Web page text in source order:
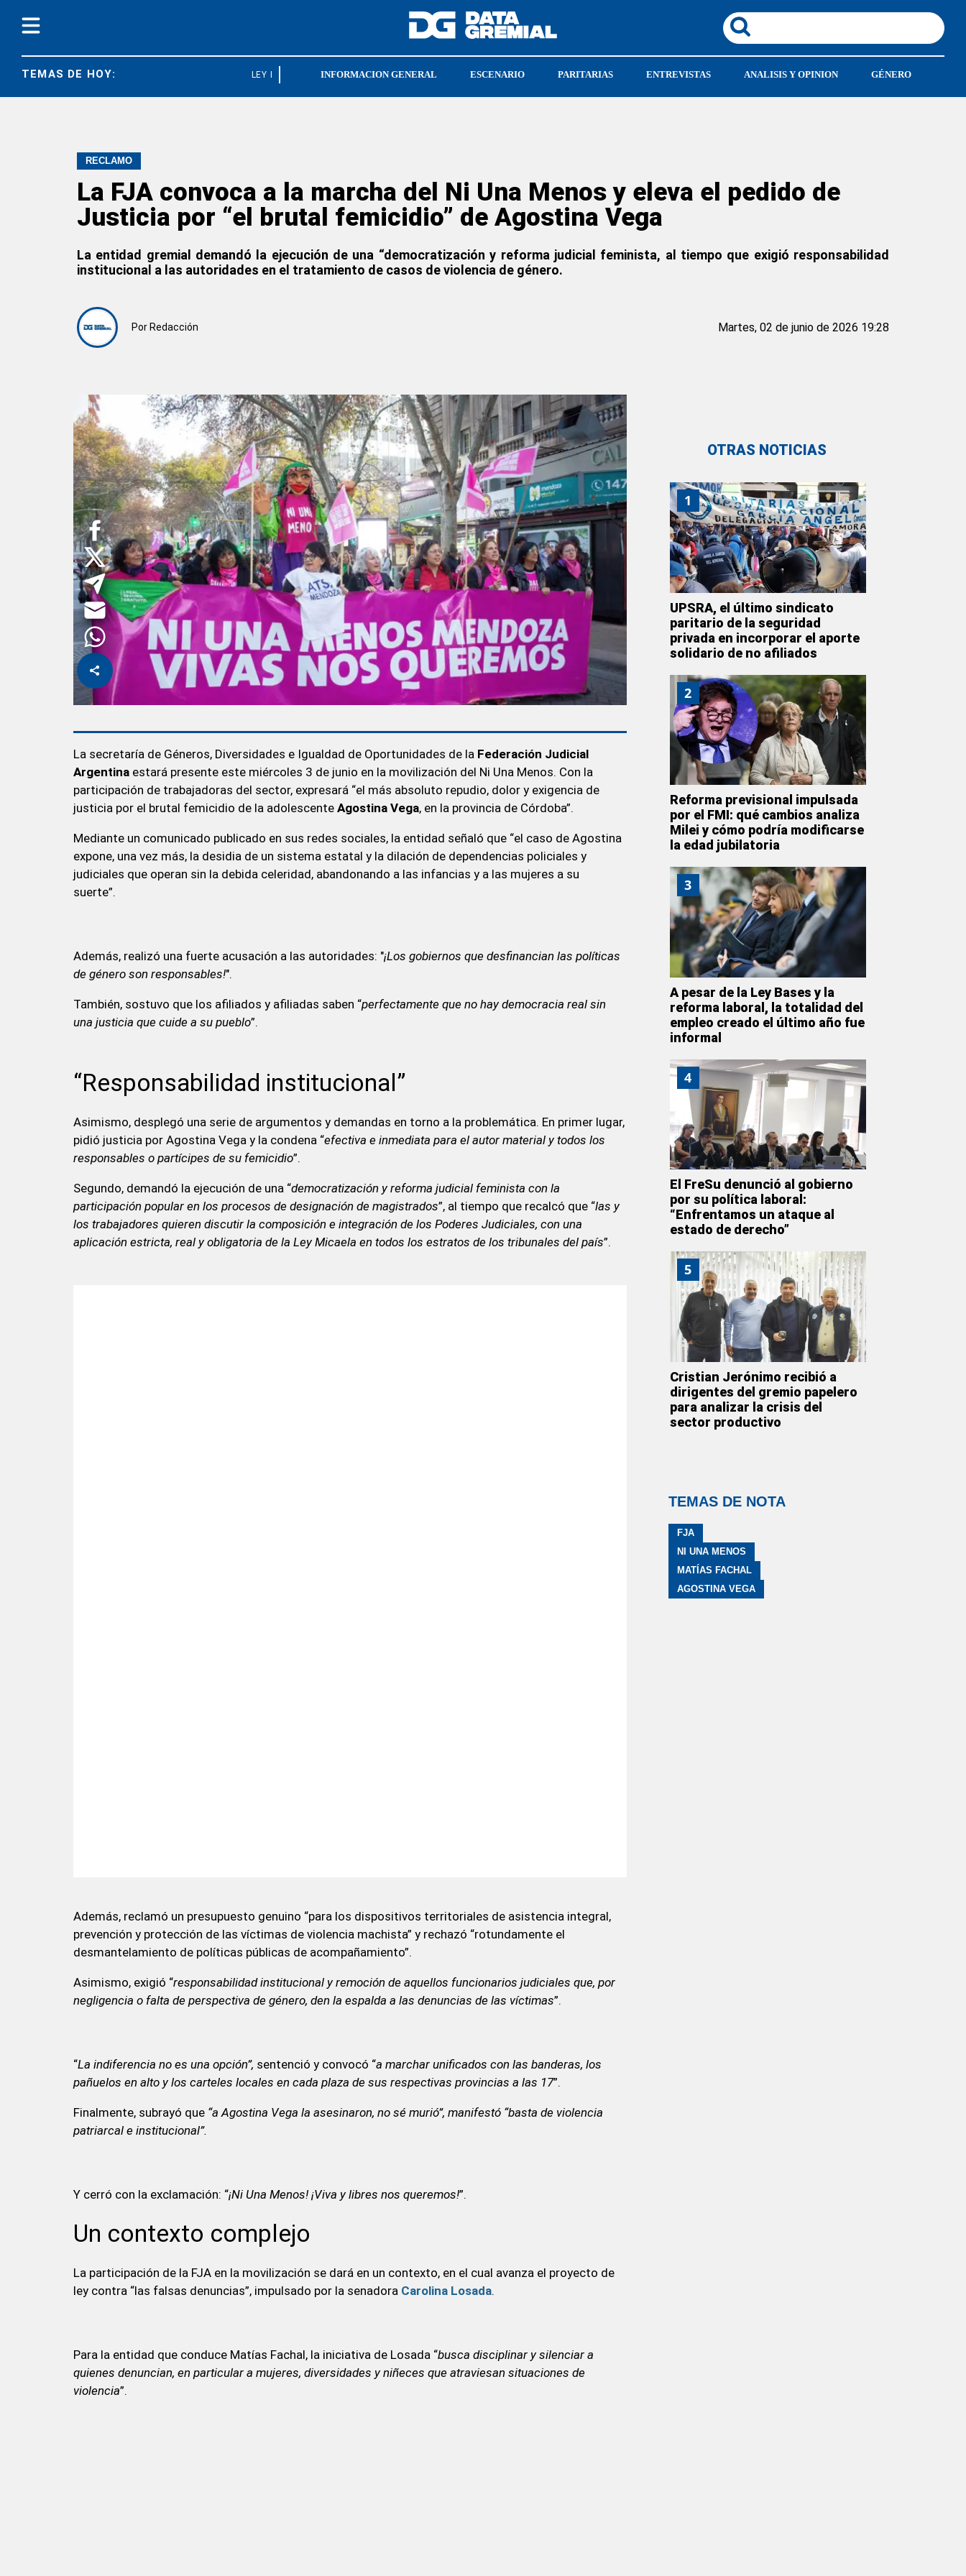
TEMAS DE HOY: LEY BASES CGT UPSRA
INFORMACION GENERAL ESCENARIO PARITARIAS ENTREVISTAS ANALISIS Y OPINION GÉNERO
RECLAMO
La FJA convoca a la marcha del Ni Una Menos y eleva el pedido de
Justicia por “el brutal femicidio” de Agostina Vega
La entidad gremial demandó la ejecución de una “democratización y reforma judicial feminista, al tiempo que exigió responsabilidad
institucional a las autoridades en el tratamiento de casos de violencia de género.
Por Redacción Martes, 02 de junio de 2026 19:28
La secretaría de Géneros, Diversidades e Igualdad de Oportunidades de la Federación Judicial
Argentina estará presente este miércoles 3 de junio en la movilización del Ni Una Menos. Con la
participación de trabajadoras del sector, expresará “el más absoluto repudio, dolor y exigencia de
justicia por el brutal femicidio de la adolescente Agostina Vega, en la provincia de Córdoba”.
Mediante un comunicado publicado en sus redes sociales, la entidad señaló que “el caso de Agostina
expone, una vez más, la desidia de un sistema estatal y la dilación de dependencias policiales y
judiciales que operan sin la debida celeridad, abandonando a las infancias y a las mujeres a su
suerte”.
Además, realizó una fuerte acusación a las autoridades: "¡Los gobiernos que desfinancian las políticas
de género son responsables!".
También, sostuvo que los afiliados y afiliadas saben “perfectamente que no hay democracia real sin
una justicia que cuide a su pueblo”.
“Responsabilidad institucional”
Asimismo, desplegó una serie de argumentos y demandas en torno a la problemática. En primer lugar,
pidió justicia por Agostina Vega y la condena “efectiva e inmediata para el autor material y todos los
responsables o partícipes de su femicidio”.
Segundo, demandó la ejecución de una “democratización y reforma judicial feminista con la
participación popular en los procesos de designación de magistrados”, al tiempo que recalcó que “las y
los trabajadores quieren discutir la composición e integración de los Poderes Judiciales, con una
aplicación estricta, real y obligatoria de la Ley Micaela en todos los estratos de los tribunales del país”.
Además, reclamó un presupuesto genuino “para los dispositivos territoriales de asistencia integral,
prevención y protección de las víctimas de violencia machista” y rechazó “rotundamente el
desmantelamiento de políticas públicas de acompañamiento”.
Asimismo, exigió “responsabilidad institucional y remoción de aquellos funcionarios judiciales que, por
negligencia o falta de perspectiva de género, den la espalda a las denuncias de las víctimas”.
“La indiferencia no es una opción”, sentenció y convocó “a marchar unificados con las banderas, los
pañuelos en alto y los carteles locales en cada plaza de sus respectivas provincias a las 17”.
Finalmente, subrayó que “a Agostina Vega la asesinaron, no sé murió”, manifestó “basta de violencia
patriarcal e institucional”.
Y cerró con la exclamación: “¡Ni Una Menos! ¡Viva y libres nos queremos!”.
Un contexto complejo
La participación de la FJA en la movilización se dará en un contexto, en el cual avanza el proyecto de
ley contra “las falsas denuncias”, impulsado por la senadora Carolina Losada.
Para la entidad que conduce Matías Fachal, la iniciativa de Losada “busca disciplinar y silenciar a
quienes denuncian, en particular a mujeres, diversidades y niñeces que atraviesan situaciones de
violencia”.
OTRAS NOTICIAS
1
UPSRA, el último sindicato
paritario de la seguridad
privada en incorporar el aporte
solidario de no afiliados
2
Reforma previsional impulsada
por el FMI: qué cambios analiza
Milei y cómo podría modificarse
la edad jubilatoria
3
A pesar de la Ley Bases y la
reforma laboral, la totalidad del
empleo creado el último año fue
informal
4
El FreSu denunció al gobierno
por su política laboral:
“Enfrentamos un ataque al
estado de derecho”
5
Cristian Jerónimo recibió a
dirigentes del gremio papelero
para analizar la crisis del
sector productivo
TEMAS DE NOTA
FJA
NI UNA MENOS
MATÍAS FACHAL
AGOSTINA VEGA